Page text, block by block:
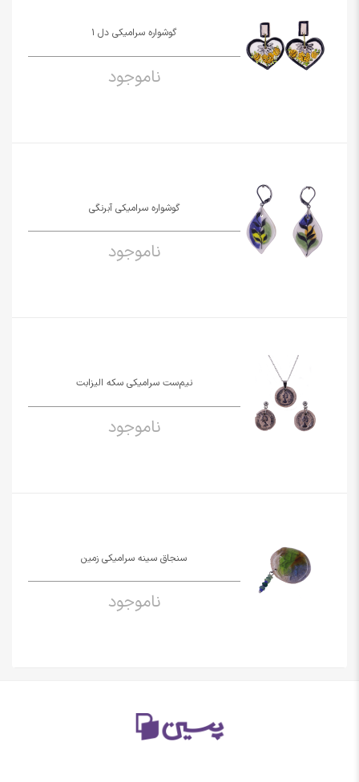
گوشواره سرامیکی دل 1
ناموجود
گوشواره سرامیکی آبرنگی
ناموجود
نیم‌ست سرامیکی سکه الیزابت
ناموجود
سنجاق سینه سرامیکی زمین
ناموجود